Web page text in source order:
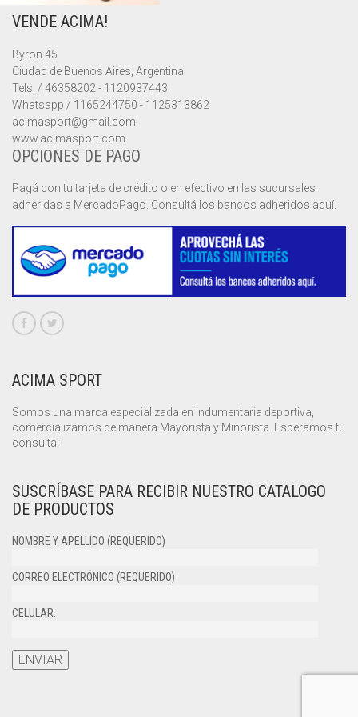
PANTALONES
REMERAS
MANGA CORTA
SIN MANGAS
SHORTS
SHORT DEPORTIVO
SHORT POLLERA
PANTALONES
REMERAS
SHORTS
CHALECOS
MUSCULOSAS
PANTALONES
SHORTS
VENDE ACIMA!
Byron 45
Ciudad de Buenos Aires, Argentina
Tels. / 46358202 - 1120937443
Whatsapp / 1165244750 - 1125313862
acimasport@gmail.com
www.acimasport.com
OPCIONES DE PAGO
Pagá con tu tarjeta de crédito o en efectivo en las sucursales
adheridas a MercadoPago. Consultá los bancos adheridos aquí.
ACIMA SPORT
Somos una marca especializada en indumentaria deportiva,
comercializamos de manera Mayorista y Minorista. Esperamos tu
consulta!
SUSCRÍBASE PARA RECIBIR NUESTRO CATALOGO
DE PRODUCTOS
NOMBRE Y APELLIDO (REQUERIDO)
CORREO ELECTRÓNICO (REQUERIDO)
CELULAR: